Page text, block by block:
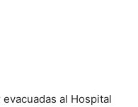
al Hospital